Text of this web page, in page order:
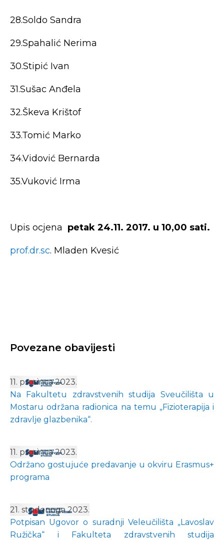
28.Soldo Sandra
29.Spahalić Nerima
30.Stipić Ivan
31.Sušac Anđela
32.Škeva Krištof
33.Tomić Marko
34.Vidović Bernarda
35.Vuković Irma
Upis ocjena petak 24.11. 2017. u 10,00 sati.
prof.dr.sc. Mladen Kvesić
Povezane obavijesti
11. prosinca 2023.
Na Fakultetu zdravstvenih studija Sveučilišta u
Mostaru održana radionica na temu „Fizioterapija i
zdravlje glazbenika“.
11. prosinca 2023.
Održano gostujuće predavanje u okviru Erasmus+
programa
21. studenoga 2023.
Potpisan Ugovor o suradnji Veleučilišta „Lavoslav
Ružička“ i Fakulteta zdravstvenih studija